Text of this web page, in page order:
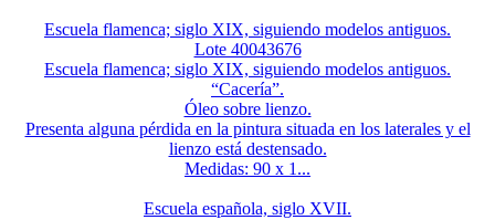
Escuela flamenca; siglo XIX, siguiendo modelos antiguos.
Lote 40043676
Escuela flamenca; siglo XIX, siguiendo modelos antiguos.
“Cacería”.
Óleo sobre lienzo.
Presenta alguna pérdida en la pintura situada en los laterales y el
lienzo está destensado.
Medidas: 90 x 1...
Escuela española, siglo XVII.